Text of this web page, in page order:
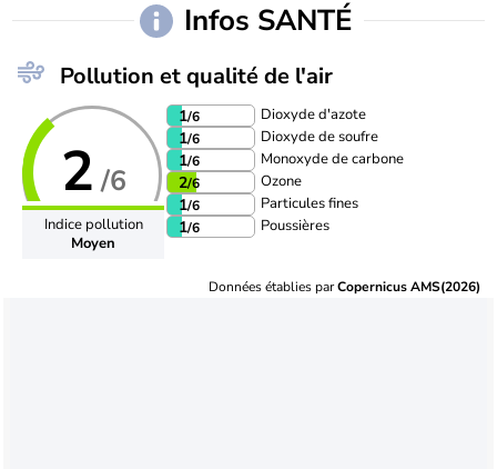
Infos SANTÉ
Pollution et qualité de l'air
2 /6
Indice pollution
Moyen
1/6 Dioxyde d'azote
1/6 Dioxyde de soufre
1/6 Monoxyde de carbone
2/6 Ozone
1/6 Particules fines
1/6 Poussières
Données établies parCopernicus AMS(2026)